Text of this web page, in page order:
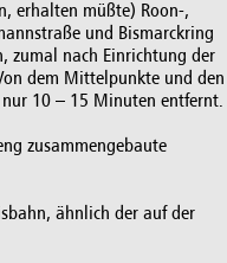
erhalten müßte) Roon-,
und Bismarckring
zumal nach Einrichtung der
dem Mittelpunkte und den
10 – 15 Minuten entfernt.
zusammengebaute
ähnlich der auf der